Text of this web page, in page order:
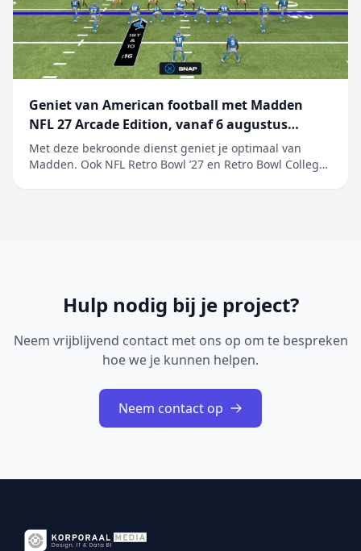
Geniet van American football met Madden
NFL 27 Arcade Edition, vanaf 6 augustus
beschikbaar op Apple Arcade
Met deze bekroonde dienst geniet je optimaal van
Madden. Ook NFL Retro Bowl ’27 en Retro Bowl College+
Hulp nodig bij je project?
Neem vrijblijvend contact met ons op om te bespreken
hoe we je kunnen helpen.
Neem contact op